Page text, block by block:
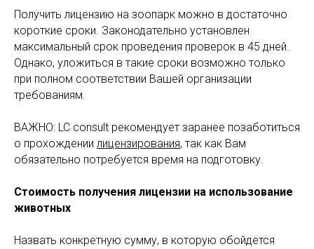
Получить лицензию на зоопарк можно в достаточно
короткие сроки. Законодательно установлен
максимальный срок проведения проверок в 45 дней.
Однако, уложиться в такие сроки возможно только
при полном соответствии Вашей организации
требованиям.
ВАЖНО: LC consult рекомендует заранее позаботиться
о прохождении лицензирования, так как Вам
обязательно потребуется время на подготовку.
Стоимость получения лицензии на использование
животных
Назвать конкретную сумму, в которую обойдется